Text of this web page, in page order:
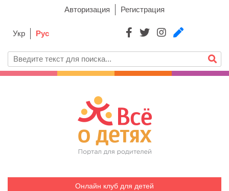
Авторизация Регистрация
Укр Рус
Онлайн клуб для детей